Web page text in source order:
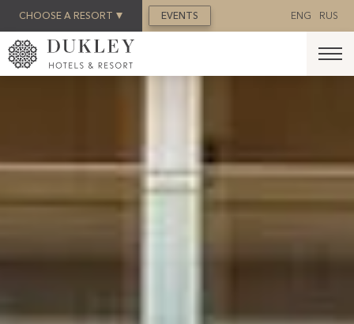
CHOOSE A RESORT EVENTS ENG RUS